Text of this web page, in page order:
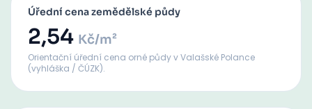
Úřední cena zemědělské půdy
2,54 Kč/m²
Orientační úřední cena orné půdyv Valašské Polance
(vyhláška / ČÚZK).